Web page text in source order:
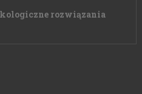
rozwiązania